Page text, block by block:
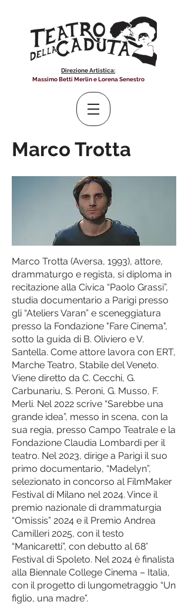
Direzione Artistica:
Massimo Betti Merlin e Lorena Senestro
Marco Trotta
Marco Trotta (Aversa, 1993), attore,
drammaturgo e regista, si diploma in
recitazione alla Civica “Paolo Grassi”,
studia documentario a Parigi presso
gli “Ateliers Varan” e sceneggiatura
presso la Fondazione "Fare Cinema",
sotto la guida di B. Oliviero e V.
Santella. Come attore lavora con ERT,
Marche Teatro, Stabile del Veneto.
Viene diretto da C. Cecchi, G.
Carbunariu, S. Peroni, G. Musso, F.
Merli. Nel 2022 scrive “Sarebbe una
grande idea”, messo in scena, con la
sua regia, presso Campo Teatrale e la
Fondazione Claudia Lombardi per il
teatro. Nel 2023, dirige a Parigi il suo
primo documentario, “Madelyn”,
selezionato in concorso al FilmMaker
Festival di Milano nel 2024. Vince il
premio nazionale di drammaturgia
“Omissis” 2024 e il Premio Andrea
Camilleri 2025, con il testo
“Manicaretti”, con debutto al 68°
Festival di Spoleto. Nel 2024 è finalista
alla Biennale College Cinema – Italia,
con il progetto di lungometraggio “Un
figlio, una madre”.